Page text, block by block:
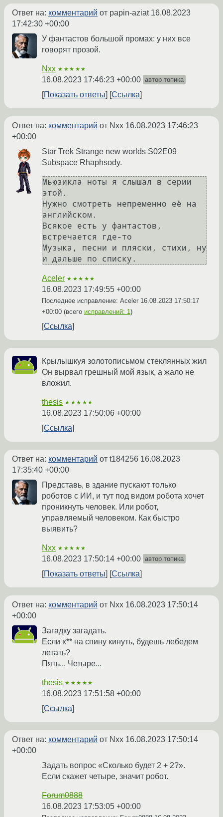
Ответ на: комментарий от papin-aziat 16.08.2023
17:42:30 +00:00
У фантастов большой промах: у них все
говорят прозой.
Nxx ★★★★★
16.08.2023 17:46:23 +00:00 автор топика
Показать ответы Ссылка
Ответ на: комментарий от Nxx 16.08.2023 17:46:23
+00:00
Star Trek Strange new worlds S02E09
Subspace Rhaphsody.
Мьюзикла ноты я слышал в серии
этой.
Нужно смотреть непременно её на
английском.
Всякое есть у фантастов,
встречается где-то
Музыка, песни и пляски, стихи, ну
Aceler ★★★★★
16.08.2023 17:49:55 +00:00
Последнее исправление: Aceler 16.08.2023 17:50:17
+00:00 (всего исправлений: 1)
Ссылка
Крылышкуя золотописьмом стеклянных жил
Он вырвал грешный мой язык, а жало не
вложил.
thesis ★★★★★
16.08.2023 17:50:06 +00:00
Ссылка
Ответ на: комментарий от t184256 16.08.2023
17:35:40 +00:00
Представь, в здание пускают только
роботов с ИИ, и тут под видом робота хочет
проникнуть человек. Или робот,
управляемый человеком. Как быстро
выявить?
Nxx ★★★★★
16.08.2023 17:50:14 +00:00 автор топика
Показать ответы Ссылка
Ответ на: комментарий от Nxx 16.08.2023 17:50:14
+00:00
Загадку загадать.
Если х** на спину кинуть, будешь лебедем
летать?
Пять... Четыре...
thesis ★★★★★
16.08.2023 17:51:58 +00:00
Ссылка
Ответ на: комментарий от Nxx 16.08.2023 17:50:14
+00:00
Задать вопрос «Сколько будет 2 + 2?».
Если скажет четыре, значит робот.
Forum0888
16.08.2023 17:53:05 +00:00